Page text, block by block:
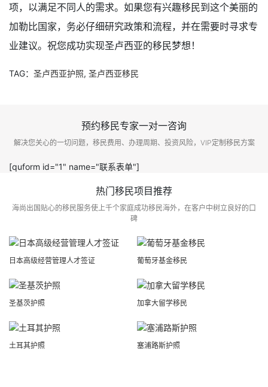
项，以满足不同人的需求。如果您有兴趣移民到这个美丽的
加勒比国家，务必仔细研究政策和流程，并在需要时寻求专
业建议。祝您成功实现圣卢西亚的移民梦想！
TAG： 圣卢西亚护照, 圣卢西亚移民
预约移民专家一对一咨询
解决您关心的一切问题，移民费用、办理周期、投资风险，VIP定制移民方案
[quform id="1" name="联系表单"]
热门移民项目推荐
海尚出国贴心的移民服务使上千个家庭成功移民海外，在客户中树立良好的口
碑
日本高级经营管理人才签证 葡萄牙基金移民
圣基茨护照 加拿大留学移民
土耳其护照 塞浦路斯护照